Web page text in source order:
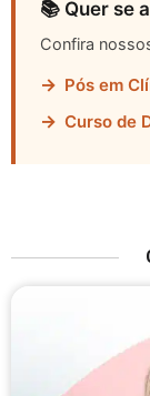
📚 Quer se
Confira
→ Pós em
→ Curso de